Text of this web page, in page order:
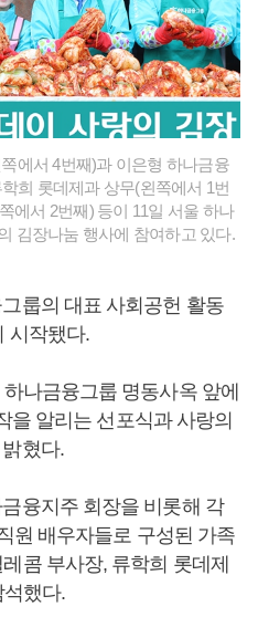
에서 4번째)과 이은형 하나금융
희 롯데제과 상무(왼쪽에서 1번
에서 2번째) 등이 11일 서울 하나
김장나눔 행사에 참여하고 있다.
룹의 대표 사회공헌 활동
시작됐다.
나금융그룹 명동사옥 앞에
을 알리는 선포식과 사랑의
혔다.
융지주 회장을 비롯해 각
원 배우자들로 구성된 가족
콤 부사장, 류학희 롯데제
했다.